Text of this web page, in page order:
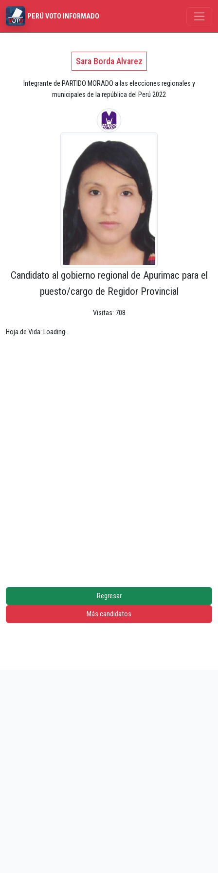
PERÚ VOTO INFORMADO
Sara Borda Alvarez
Integrante de PARTIDO MORADO a las elecciones regionales y
municipales de la república del Perú 2022
Candidato al gobierno regional de Apurimac para el
puesto/cargo de Regidor Provincial
Visitas: 708
Hoja de Vida: Loading...
Regresar
Más candidatos